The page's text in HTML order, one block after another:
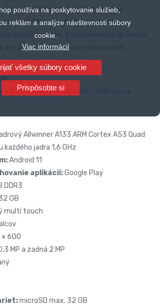
používa na poskytovanie služieb,
reklám a analýze návštevnosti súbory
cookie.
Viac informácií
všetky súbory cookie
Prispôsobte si
Tablet podporuje okrem iného
poľštinu, angličtinu, nemčinu,
ďalších jazykov. V nastaveniach je možné
a rozloženie klávesnice podľa potrieb
v 2 farebných variantoch – ružovom a
Allwinner A133 ARM Cortex A53 Quad
jadra 1,6 GHz
Android 11
aplikácií:Google Play
DDR3
GB
multi touch
× 600
MP a zadná 2 MP
microSD max. 32 GB